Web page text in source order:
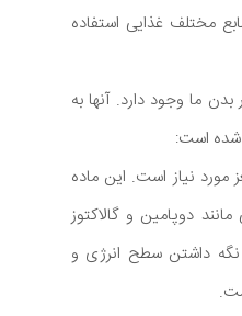
مختلف غذایی استفاده
ما وجود دارد. آنها به
شده است:
نیاز است. این ماده
دوپامین و گالاکتوز
نگه داشتن سطح انرژی و